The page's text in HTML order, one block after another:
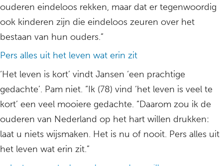
ouderen eindeloos rekken, maar dat er tegenwoordig
ook kinderen zijn die eindeloos zeuren over het
bestaan van hun ouders.”
Pers alles uit het leven wat erin zit
‘Het leven is kort’ vindt Jansen ‘een prachtige
gedachte’. Pam niet. “Ik (78) vind ‘het leven is veel te
kort’ een veel mooiere gedachte. “Daarom zou ik de
ouderen van Nederland op het hart willen drukken:
laat u niets wijsmaken. Het is nu of nooit. Pers alles uit
het leven wat erin zit.”